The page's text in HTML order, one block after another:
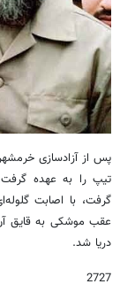
پس از آزادسازی
تیپ را به عهده
گرفت، با اصابت
عقب موشکی به قایق
دریا شد.
2727